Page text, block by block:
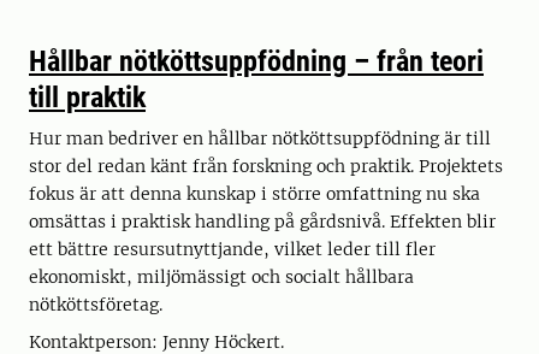
Hållbar nötköttsuppfödning – från teori
till praktik
Hur man bedriver en hållbar nötköttsuppfödning är till
stor del redan känt från forskning och praktik. Projektets
fokus är att denna kunskap i större omfattning nu ska
omsättas i praktisk handling på gårdsnivå. Effekten blir
ett bättre resursutnyttjande, vilket leder till fler
ekonomiskt, miljömässigt och socialt hållbara
nötköttsföretag.
Kontaktperson: Jenny Höckert.